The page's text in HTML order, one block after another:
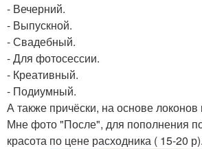
- Вечерний.
- Выпускной.
- Свадебный.
- Для фотосессии.
- Креативный.
- Подиумный.
А также причёски, на основе локонов
Мне фото "После", для пополнения
красота по цене расходника ( 15-20 р).